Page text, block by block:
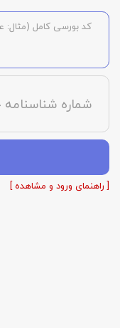
کد بورسی کامل (مثال:
شماره
[ راهنمای ورود و مشاهده ]